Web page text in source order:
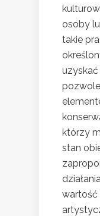
osoby
takie
którzy
stan
wartość